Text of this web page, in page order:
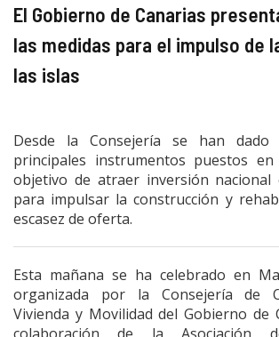
El Gobierno de Canarias
las medidas para el impulso de
las islas
Desde la Consejería se han
principales instrumentos puestos
objetivo de atraer inversión nacional
para impulsar la construcción y
escasez de oferta.
Esta mañana se ha celebrado en
organizada por la Consejería de
Vivienda y Movilidad del Gobierno de